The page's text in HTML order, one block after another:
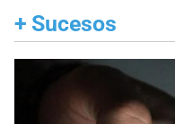
+ Sucesos